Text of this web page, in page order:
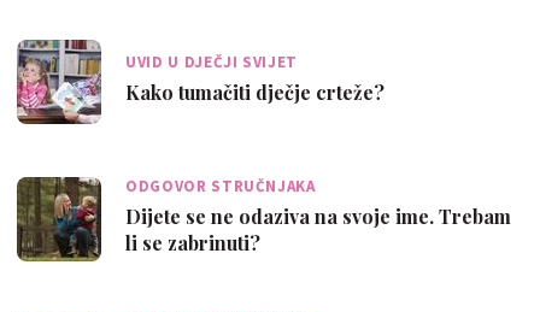
UVID U DJEČJI SVIJET
Kako tumačiti dječje crteže?
ODGOVOR STRUČNJAKA
Dijete se ne odaziva na svoje ime. Trebam
li se zabrinuti?